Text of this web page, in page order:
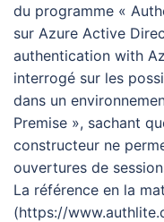
du programme «
sur Azure Active
authentication with
interrogé sur les
dans un
Premise », sachant
constructeur ne
ouvertures de
La référence en la
(https://